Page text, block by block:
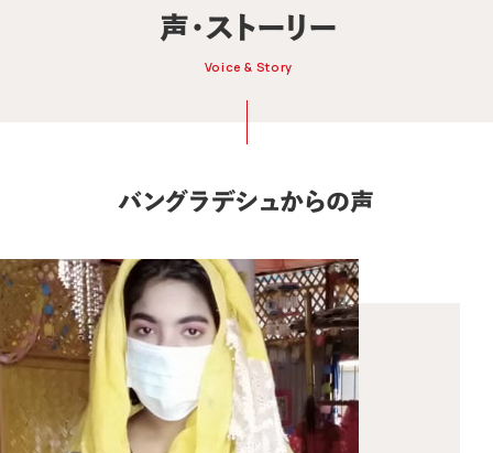
声・ストーリー
Voice & Story
バングラデシュからの声